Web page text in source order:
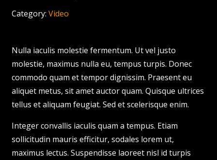
Category: Video
Nulla iaculis molestie fermentum. Ut vel justo
molestie, maximus nulla eu, tempus turpis. Donec
commodo quam et tempor dignissim. Praesent eu
aliquet metus, sit amet auctor quam. Quisque ultrices
tellus et aliquam feugiat. Sed et scelerisque enim.
Integer convallis iaculis quam a tempus. Etiam
sollicitudin mauris efficitur, sodales lorem ut,
maximus lectus. Suspendisse laoreet nisl id turpis